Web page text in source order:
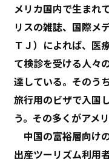
メリカ国内で生まれ
リスの雑誌、国際メ
ＴＪ）によれば、医
て検診を受ける人々
達している。そのう
旅行用のビザで入国
う。その多くがアメ
中国の富裕層向け
出産ツーリズム利用